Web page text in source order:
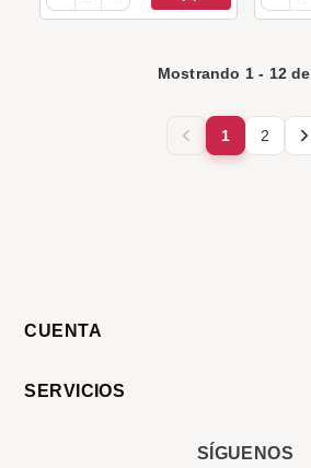
Mostrando 1- 12 de
1 2
CUENTA
SERVICIOS
SÍGUENOS